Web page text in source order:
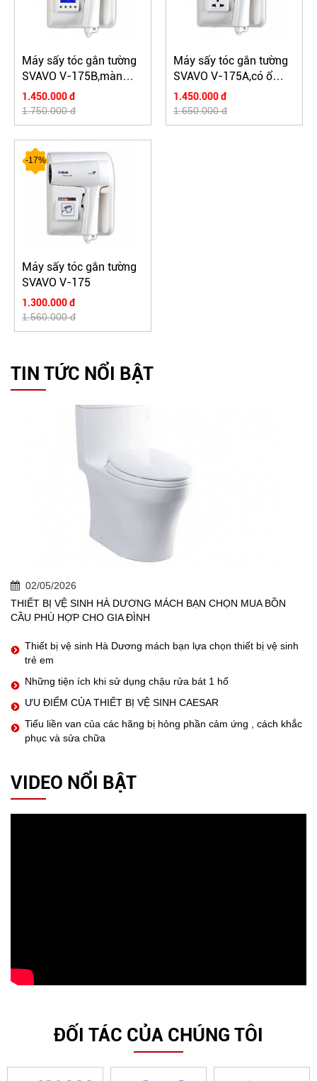
Máy sấy tóc gắn tường
SVAVO V-175B,màn
hình led
1.450.000 đ
1.750.000 đ
Máy sấy tóc gắn tường
SVAVO V-175A,có ổ
cắm phụ
1.450.000 đ
1.650.000 đ
-17%
Máy sấy tóc gắn tường
SVAVO V-175
1.300.000 đ
1.560.000 đ
TIN TỨC NỔI BẬT
02/05/2026
THIẾT BỊ VỆ SINH HÀ DƯƠNG MÁCH BẠN CHỌN MUA BỒN
CẦU PHÙ HỢP CHO GIA ĐÌNH
Thiết bị vệ sinh Hà Dương mách bạn lựa chọn thiết bị vệ sinh
trẻ em
Những tiện ích khi sử dụng chậu rửa bát 1 hố
ƯU ĐIỂM CỦA THIẾT BỊ VỆ SINH CAESAR
Tiểu liền van của các hãng bị hỏng phần cảm ứng , cách khắc
phục và sửa chữa
VIDEO NỔI BẬT
ĐỐI TÁC CỦA CHÚNG TÔI